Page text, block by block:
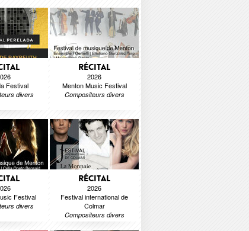
Festival
divers
RÉCITAL
2026
Menton Music Festival
Compositeurs divers
Festival
divers
RÉCITAL
2026
Festival international de
Colmar
Compositeurs divers